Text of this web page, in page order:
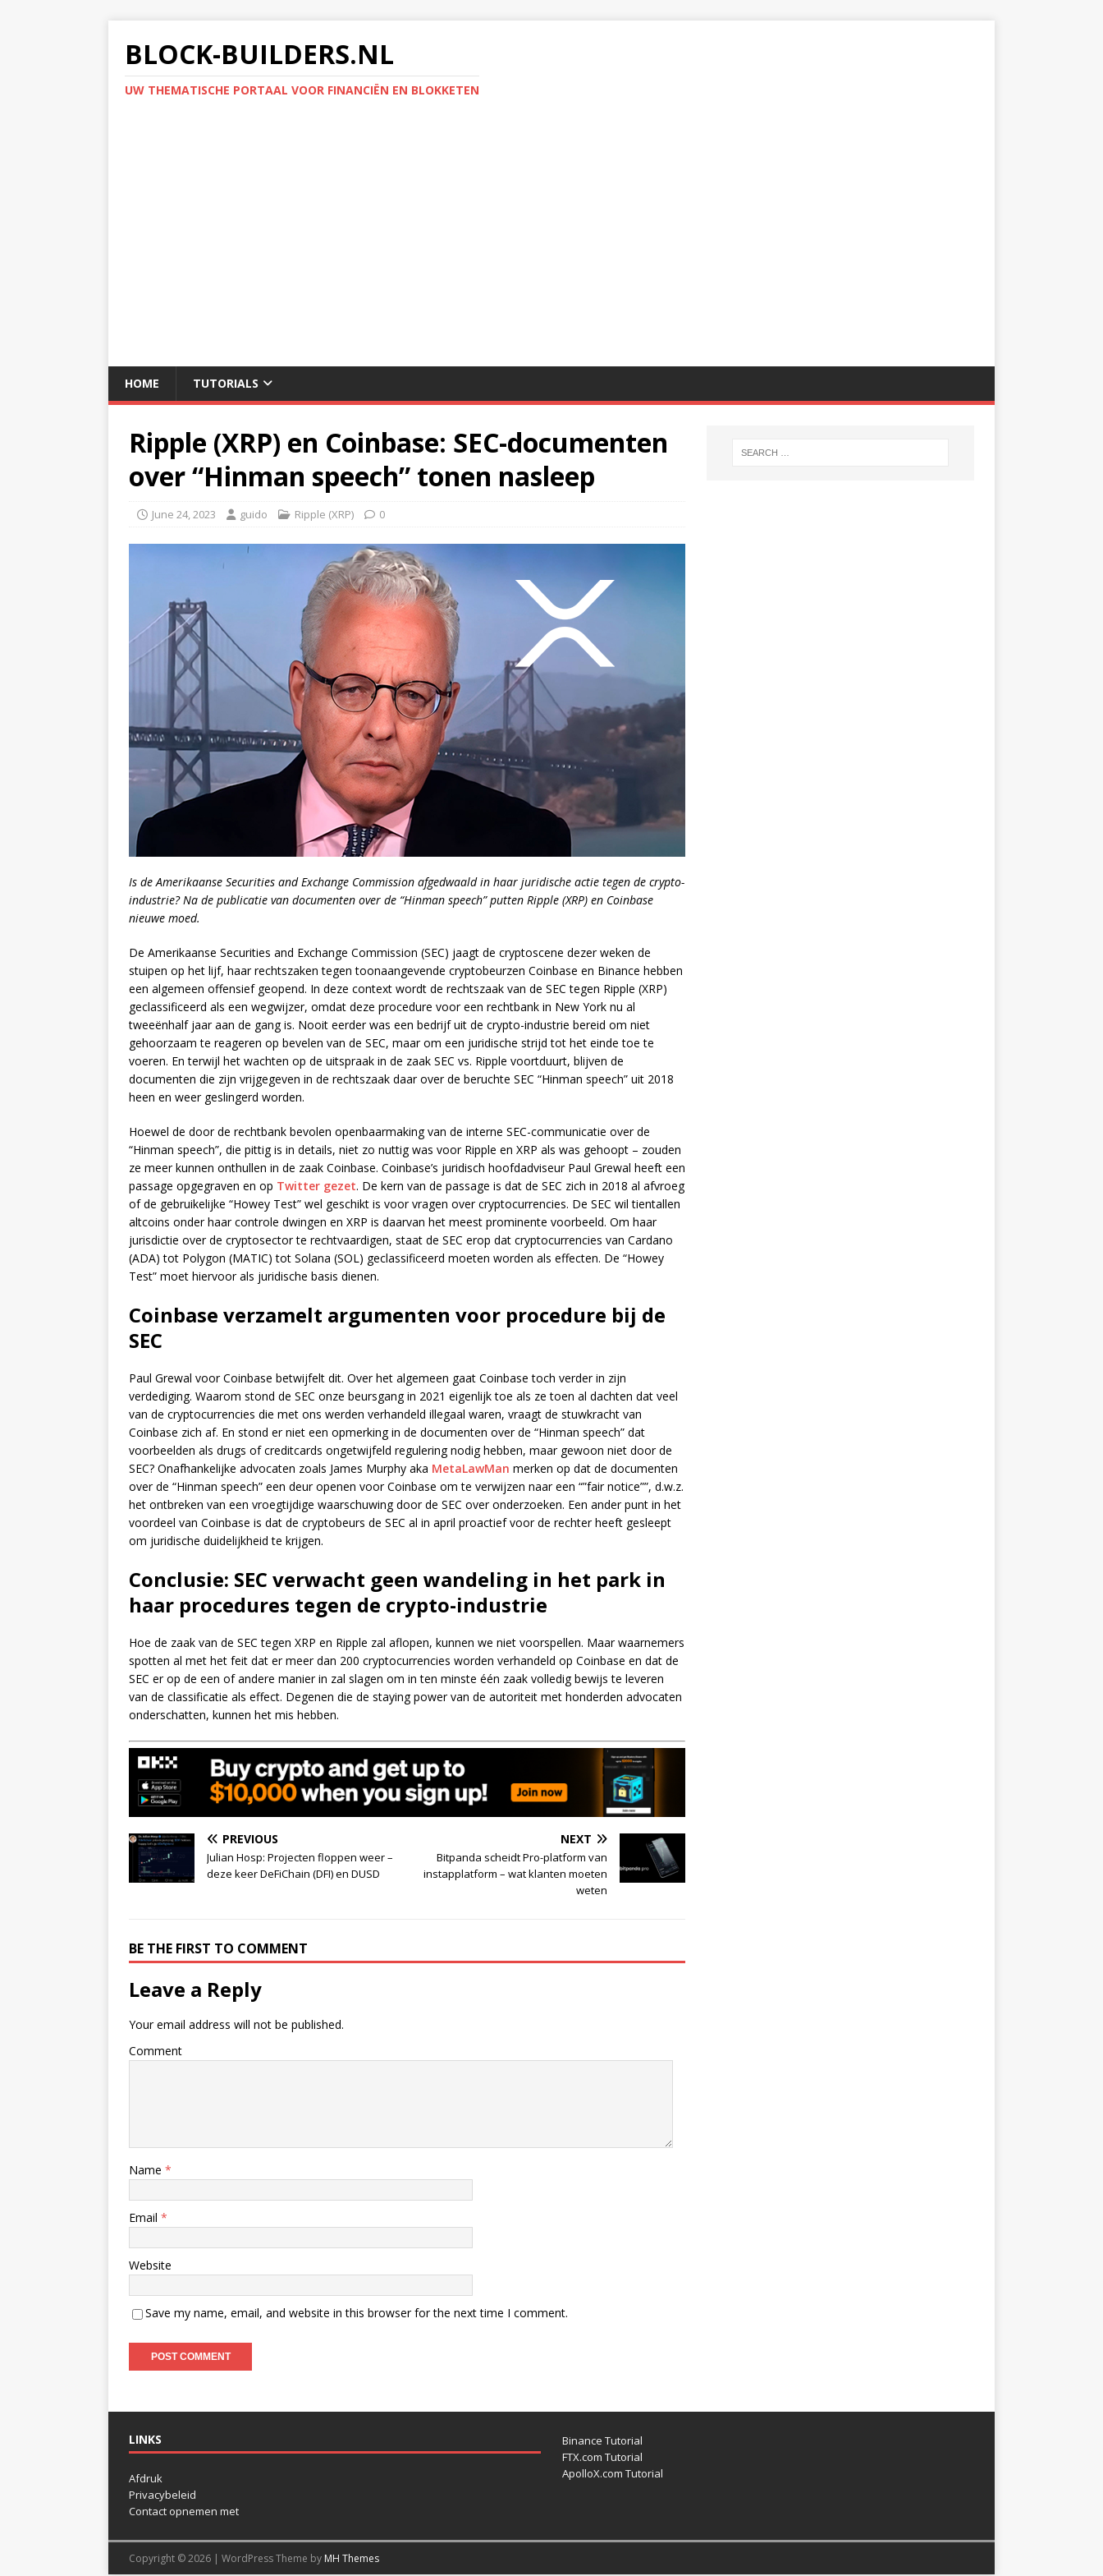
BLOCK-BUILDERS.NL
UW THEMATISCHE PORTAAL VOOR FINANCIËN EN BLOKKETEN
HOME TUTORIALS
Ripple (XRP) en Coinbase: SEC-documenten
over “Hinman speech” tonen nasleep
June 24, 2023 guido Ripple (XRP) 0
Is de Amerikaanse Securities and Exchange Commission afgedwaald in haar juridische actie tegen de crypto-
industrie? Na de publicatie van documenten over de “Hinman speech” putten Ripple (XRP) en Coinbase
nieuwe moed.
De Amerikaanse Securities and Exchange Commission (SEC) jaagt de cryptoscene dezer weken de
stuipen op het lijf, haar rechtszaken tegen toonaangevende cryptobeurzen Coinbase en Binance hebben
een algemeen offensief geopend. In deze context wordt de rechtszaak van de SEC tegen Ripple (XRP)
geclassificeerd als een wegwijzer, omdat deze procedure voor een rechtbank in New York nu al
tweeënhalf jaar aan de gang is. Nooit eerder was een bedrijf uit de crypto-industrie bereid om niet
gehoorzaam te reageren op bevelen van de SEC, maar om een juridische strijd tot het einde toe te
voeren. En terwijl het wachten op de uitspraak in de zaak SEC vs. Ripple voortduurt, blijven de
documenten die zijn vrijgegeven in de rechtszaak daar over de beruchte SEC “Hinman speech” uit 2018
heen en weer geslingerd worden.
Hoewel de door de rechtbank bevolen openbaarmaking van de interne SEC-communicatie over de
“Hinman speech”, die pittig is in details, niet zo nuttig was voor Ripple en XRP als was gehoopt – zouden
ze meer kunnen onthullen in de zaak Coinbase. Coinbase’s juridisch hoofdadviseur Paul Grewal heeft een
passage opgegraven en op Twitter gezet. De kern van de passage is dat de SEC zich in 2018 al afvroeg
of de gebruikelijke “Howey Test” wel geschikt is voor vragen over cryptocurrencies. De SEC wil tientallen
altcoins onder haar controle dwingen en XRP is daarvan het meest prominente voorbeeld. Om haar
jurisdictie over de cryptosector te rechtvaardigen, staat de SEC erop dat cryptocurrencies van Cardano
(ADA) tot Polygon (MATIC) tot Solana (SOL) geclassificeerd moeten worden als effecten. De “Howey
Test” moet hiervoor als juridische basis dienen.
Coinbase verzamelt argumenten voor procedure bij de
SEC
Paul Grewal voor Coinbase betwijfelt dit. Over het algemeen gaat Coinbase toch verder in zijn
verdediging. Waarom stond de SEC onze beursgang in 2021 eigenlijk toe als ze toen al dachten dat veel
van de cryptocurrencies die met ons werden verhandeld illegaal waren, vraagt de stuwkracht van
Coinbase zich af. En stond er niet een opmerking in de documenten over de “Hinman speech” dat
voorbeelden als drugs of creditcards ongetwijfeld regulering nodig hebben, maar gewoon niet door de
SEC? Onafhankelijke advocaten zoals James Murphy aka MetaLawMan merken op dat de documenten
over de “Hinman speech” een deur openen voor Coinbase om te verwijzen naar een “”fair notice””, d.w.z.
het ontbreken van een vroegtijdige waarschuwing door de SEC over onderzoeken. Een ander punt in het
voordeel van Coinbase is dat de cryptobeurs de SEC al in april proactief voor de rechter heeft gesleept
om juridische duidelijkheid te krijgen.
Conclusie: SEC verwacht geen wandeling in het park in
haar procedures tegen de crypto-industrie
Hoe de zaak van de SEC tegen XRP en Ripple zal aflopen, kunnen we niet voorspellen. Maar waarnemers
spotten al met het feit dat er meer dan 200 cryptocurrencies worden verhandeld op Coinbase en dat de
SEC er op de een of andere manier in zal slagen om in ten minste één zaak volledig bewijs te leveren
van de classificatie als effect. Degenen die de staying power van de autoriteit met honderden advocaten
onderschatten, kunnen het mis hebben.
PREVIOUS
Julian Hosp: Projecten floppen weer –
deze keer DeFiChain (DFI) en DUSD
NEXT
Bitpanda scheidt Pro-platform van
instapplatform – wat klanten moeten
weten
BE THE FIRST TO COMMENT
Leave a Reply
Your email address will not be published.
Comment
Name *
Email *
Website
Save my name, email, and website in this browser for the next time I comment.
LINKS
Afdruk
Privacybeleid
Contact opnemen met
Binance Tutorial
FTX.com Tutorial
ApolloX.com Tutorial
Copyright © 2026 | WordPress Theme by MH Themes